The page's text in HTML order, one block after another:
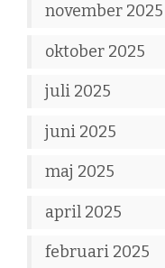
november 2025
oktober 2025
juli 2025
juni 2025
maj 2025
april 2025
februari 2025